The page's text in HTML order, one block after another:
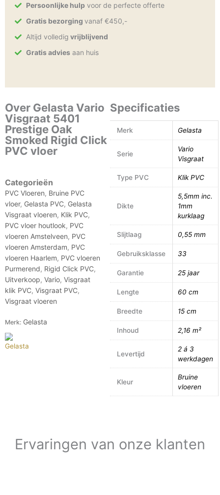
Persoonlijke hulpvoor de perfecte offerte
Gratis bezorging vanaf €450,-
Altijd volledig vrijblijvend
Gratis adviesaan huis
Over Gelasta Vario
Visgraat 5401
Prestige Oak
Smoked Rigid Click
PVC vloer
Categorieën
PVC Vloeren, Bruine PVC
vloer, Gelasta PVC, Gelasta
Visgraat vloeren, Klik PVC,
PVC vloer houtlook, PVC
vloeren Amstelveen, PVC
vloeren Amsterdam, PVC
vloeren Haarlem, PVC vloeren
Purmerend, Rigid Click PVC,
Uitverkoop, Vario, Visgraat
klik PVC, Visgraat PVC,
Visgraat vloeren
Merk: Gelasta
Specificaties
Merk Gelasta
Serie
Vario
Visgraat
Type PVC Klik PVC
Dikte
5,5mm inc.
1mm
kurklaag
Slijtlaag 0,55 mm
Gebruiksklasse 33
Garantie 25 jaar
Lengte 60 cm
Breedte 15 cm
Inhoud 2,16 m²
Levertijd
2 á 3
werkdagen
Kleur
Bruine
vloeren
Ervaringen van onze klanten